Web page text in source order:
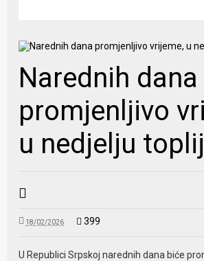
Narednih dana
promjenljivo
u nedjelju
18/02/2026 399
U Republici Srpskoj narednih dana biće